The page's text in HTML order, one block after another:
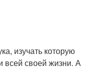
изучать которую
своей жизни. А